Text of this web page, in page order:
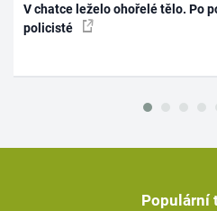
V chatce leželo ohořelé tělo. Po
policisté
Populární